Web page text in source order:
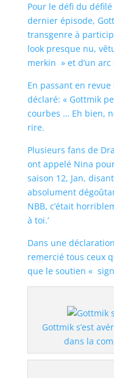
Pour le défi du
dernier épisode,
transgenre à
look presque nu,
merkin » et d’un arc
En passant en
déclaré: « Gottmik
courbes … Eh bien,
rire.
Plusieurs fans de
ont appelé Nina
saison 12, Jan,
absolument
NBB, c’était
à toi.’
Dans une
remercié tous ceux
que le soutien «
Gottmik s’est
dans la